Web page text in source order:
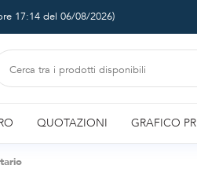
17:14 del 06/08/2026)
QUOTAZIONI GRAFICO